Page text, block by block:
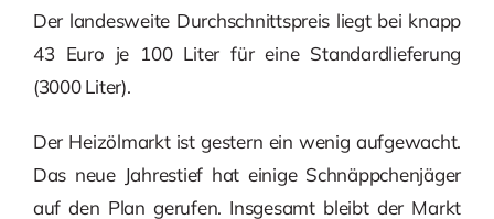
Der landesweite Durchschnittspreis liegt bei knapp
43 Euro je 100 Liter für eine Standardlieferung
(3000 Liter).
Der Heizölmarkt ist gestern ein wenig aufgewacht.
Das neue Jahrestief hat einige Schnäppchenjäger
auf den Plan gerufen. Insgesamt bleibt der Markt